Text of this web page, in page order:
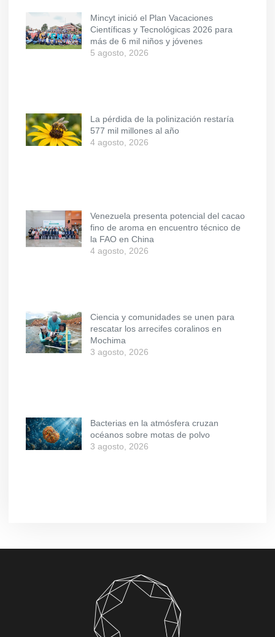
Mincyt inició el Plan Vacaciones
Científicas y Tecnológicas 2026 para
más de 6 mil niños y jóvenes
5 agosto, 2026
La pérdida de la polinización restaría
577 mil millones al año
4 agosto, 2026
Venezuela presenta potencial del cacao
fino de aroma en encuentro técnico de
la FAO en China
4 agosto, 2026
Ciencia y comunidades se unen para
rescatar los arrecifes coralinos en
Mochima
3 agosto, 2026
Bacterias en la atmósfera cruzan
océanos sobre motas de polvo
3 agosto, 2026